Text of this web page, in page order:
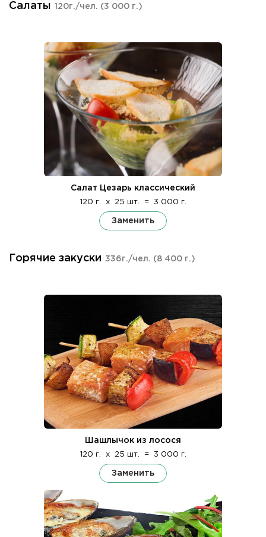
Салаты 120г./чел. (3 000 г.)
Салат Цезарь классический
120 г. x 25 шт. = 3 000 г.
Заменить
Горячие закуски 336г./чел. (8 400 г.)
Шашлычок из лосося
120 г. x 25 шт. = 3 000 г.
Заменить